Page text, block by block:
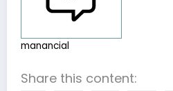
manancial
Share this content: